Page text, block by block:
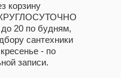
корзину
КРУГЛОСУТОЧНО
20 по будням,
сантехники
- по
записи.